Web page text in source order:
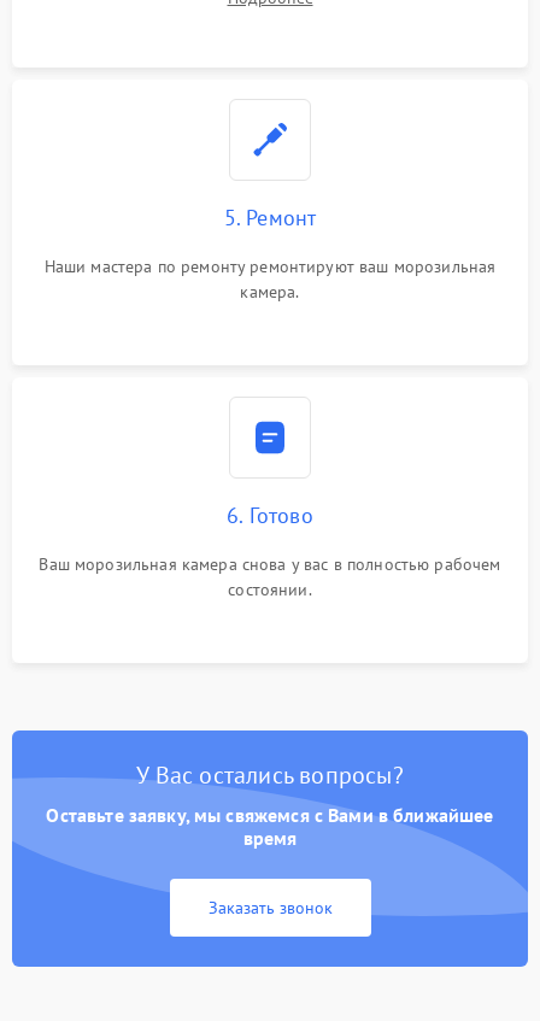
5. Ремонт
Наши мастера по ремонту ремонтируют ваш морозильная
камера.
6. Готово
Ваш морозильная камера снова у вас в полностью рабочем
состоянии.
У Вас остались вопросы?
Оставьте заявку, мы свяжемся с Вами в ближайшее
время
Заказать звонок